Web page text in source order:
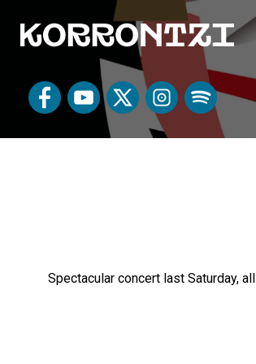
Spectacular concert last Saturday,